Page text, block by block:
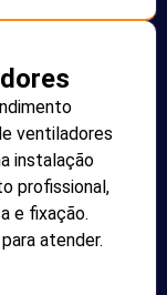
ventiladores
instalação
profissional,
e fixação.
atender.